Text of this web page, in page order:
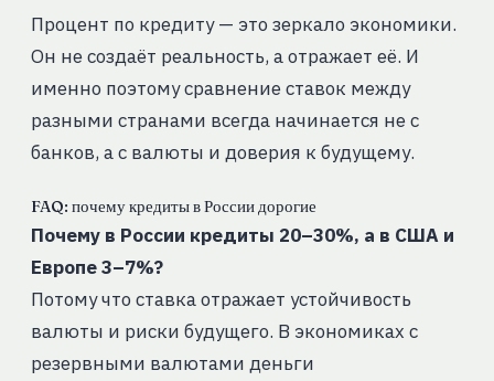
Процент по кредиту — это зеркало экономики.
Он не создаёт реальность, а отражает её. И
именно поэтому сравнение ставок между
разными странами всегда начинается не с
банков, а с валюты и доверия к будущему.
FAQ: почему кредиты в России дорогие
Почему в России кредиты 20–30%, а в США и
Европе 3–7%?
Потому что ставка отражает устойчивость
валюты и риски будущего. В экономиках с
резервными валютами деньги